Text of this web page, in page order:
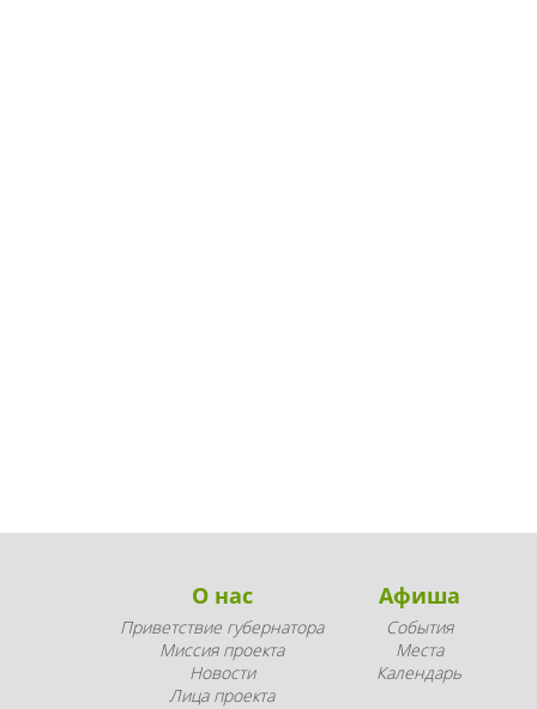
О нас
Приветствие губернатора
Миссия проекта
Новости
Лица проекта
Афиша
События
Места
Календарь